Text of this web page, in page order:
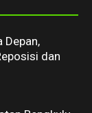
Depan,
dan